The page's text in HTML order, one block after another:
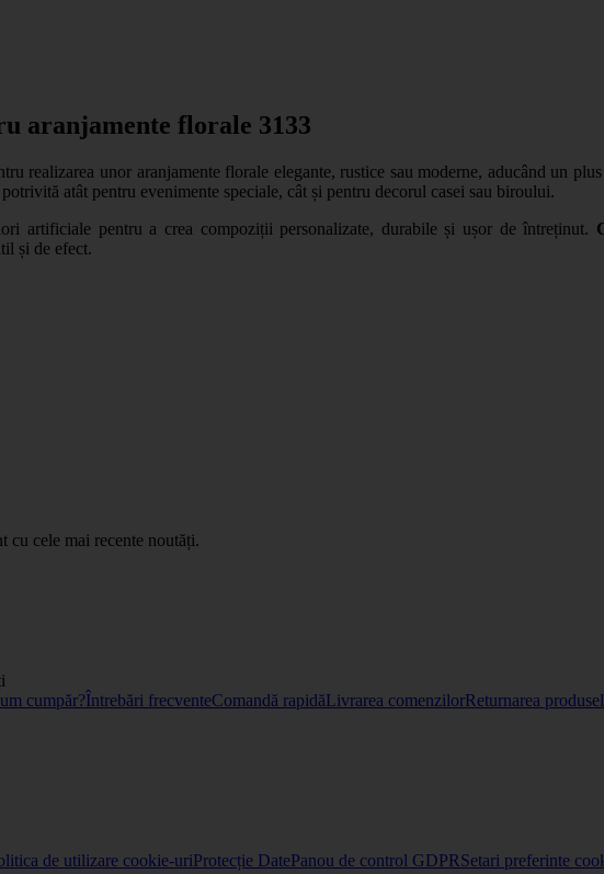
aranjamente florale 3133
realizarea unor aranjamente florale elegante, rustice sau moderne, aducând un
atât pentru evenimente speciale, cât și pentru decorul casei sau biroului.
artificiale pentru a crea compoziții personalizate, durabile și ușor de întreținut.
și de efect.
cu cele mai recente noutăți.
cumpăr?Întrebări frecventeComandă rapidăLivrarea comenzilorReturnarea
de utilizare cookie-uriProtecție DatePanou de control GDPRSetari preferinte